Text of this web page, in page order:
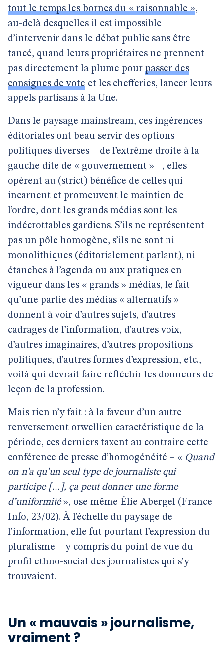
tout le temps les bornes du « raisonnable »,
au-delà desquelles il est impossible
d’intervenir dans le débat public sans être
tancé, quand leurs propriétaires ne prennent
pas directement la plume pour passer des
consignes de vote et les chefferies, lancer leurs
appels partisans à la Une.
Dans le paysage mainstream, ces ingérences
éditoriales ont beau servir des options
politiques diverses – de l’extrême droite à la
gauche dite de « gouvernement » –, elles
opèrent au (strict) bénéfice de celles qui
incarnent et promeuvent le maintien de
l’ordre, dont les grands médias sont les
indécrottables gardiens. S’ils ne représentent
pas un pôle homogène, s’ils ne sont ni
monolithiques (éditorialement parlant), ni
étanches à l’agenda ou aux pratiques en
vigueur dans les « grands » médias, le fait
qu’une partie des médias « alternatifs »
donnent à voir d’autres sujets, d’autres
cadrages de l’information, d’autres voix,
d’autres imaginaires, d’autres propositions
politiques, d’autres formes d’expression, etc.,
voilà qui devrait faire réfléchir les donneurs de
leçon de la profession.
Mais rien n’y fait : à la faveur d’un autre
renversement orwellien caractéristique de la
période, ces derniers taxent au contraire cette
conférence de presse d’homogénéité – « Quand
on n’a qu’un seul type de journaliste qui
participe […], ça peut donner une forme
d’uniformité», ose même Élie Abergel (France
Info, 23/02). À l’échelle du paysage de
l’information, elle fut pourtant l’expression du
pluralisme – y compris du point de vue du
profil ethno-social des journalistes qui s’y
trouvaient.
Un « mauvais » journalisme,
vraiment ?